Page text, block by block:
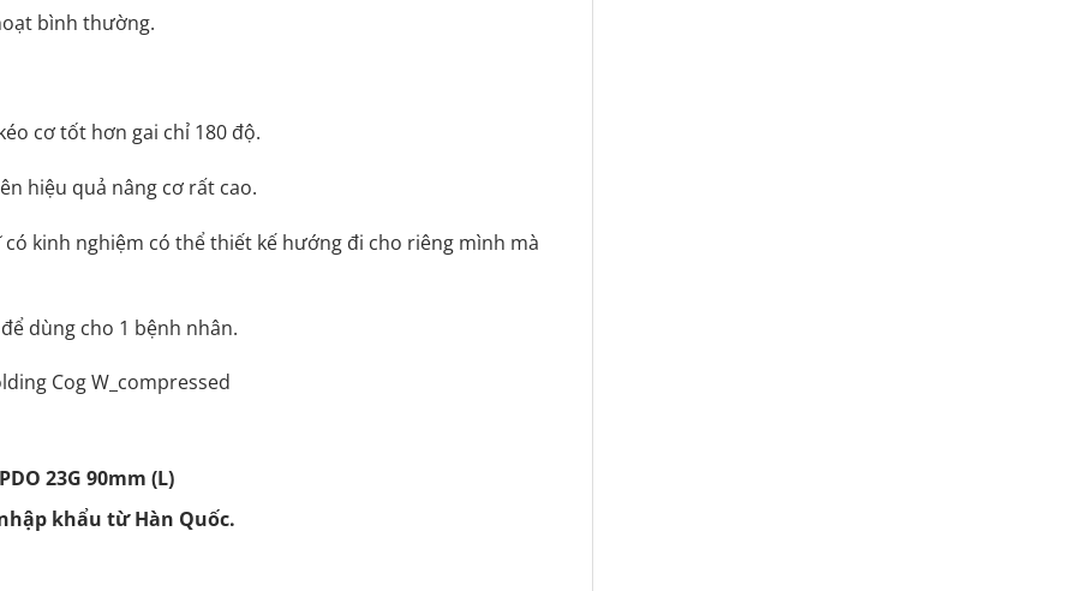
bình thường.
cơ tốt hơn gai chỉ 180 độ.
hiệu quả nâng cơ rất cao.
có kinh nghiệm có thể thiết kế hướng đi cho riêng mình mà
dùng cho 1 bệnh nhân.
23G 90mm (L)
khẩu từ Hàn Quốc.